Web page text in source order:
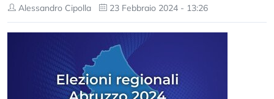
Alessandro Cipolla 23 Febbraio 2024 - 13:26